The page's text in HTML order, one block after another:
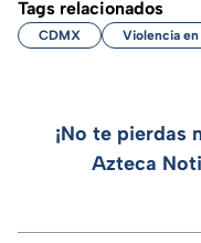
Tags relacionados
CDMX Violencia
¡No te pierdas
Azteca